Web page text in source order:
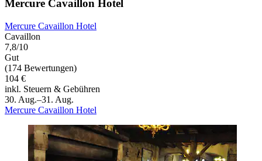
Mercure Cavaillon Hotel
Mercure Cavaillon Hotel
Cavaillon
7,8/10
Gut
(174 Bewertungen)
104 €
inkl. Steuern & Gebühren
30. Aug.–31. Aug.
Mercure Cavaillon Hotel